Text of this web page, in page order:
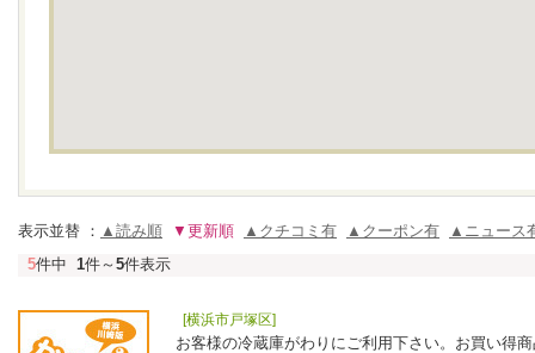
表示並替 ： ▲読み順 ▼更新順 ▲クチコミ有 ▲クーポン有
▲ニュース
5件中 1件～ 5件表示
[横浜市戸塚区]
お客様の冷蔵庫がわりにご利用下さい。お買い得